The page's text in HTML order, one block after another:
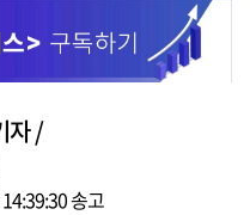
자 /
송고